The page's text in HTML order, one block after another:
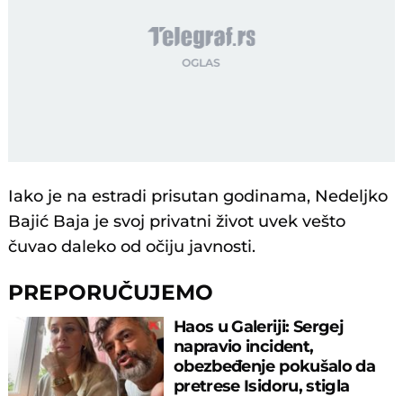
Iako je na estradi prisutan godinama, Nedeljko
Bajić Baja je svoj privatni život uvek vešto
čuvao daleko od očiju javnosti.
PREPORUČUJEMO
Haos u Galeriji: Sergej
napravio incident,
obezbeđenje pokušalo da
pretrese Isidoru, stigla